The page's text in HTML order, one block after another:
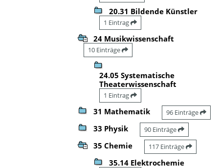
20.31 Bildende Künstler
1 Eintrag
24 Musikwissenschaft
10 Einträge
24.05 Systematische
Theaterwissenschaft
1 Eintrag
31 Mathematik 96 Einträge
33 Physik 90 Einträge
35 Chemie 117 Einträge
35.14 Elektrochemie